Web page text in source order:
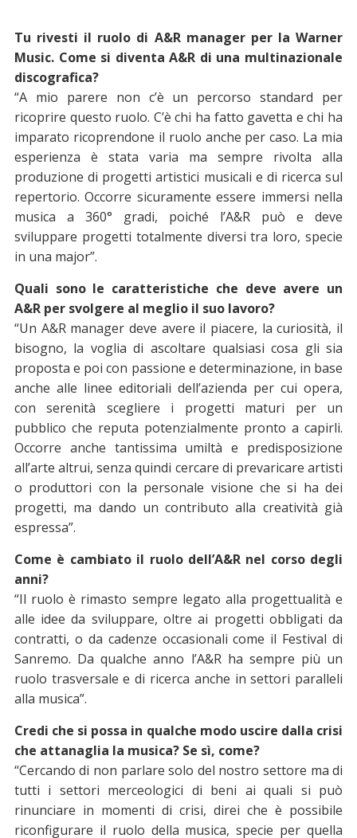
Tu rivesti il ruolo di A&R manager per la Warner
Music. Come si diventa A&R di una multinazionale
discografica?
“A mio parere non c’è un percorso standard per
ricoprire questo ruolo. C’è chi ha fatto gavetta e chi ha
imparato ricoprendone il ruolo anche per caso. La mia
esperienza è stata varia ma sempre rivolta alla
produzione di progetti artistici musicali e di ricerca sul
repertorio. Occorre sicuramente essere immersi nella
musica a 360° gradi, poiché l’A&R può e deve
sviluppare progetti totalmente diversi tra loro, specie
in una major”.
Quali sono le caratteristiche che deve avere un
A&R per svolgere al meglio il suo lavoro?
“Un A&R manager deve avere il piacere, la curiosità, il
bisogno, la voglia di ascoltare qualsiasi cosa gli sia
proposta e poi con passione e determinazione, in base
anche alle linee editoriali dell’azienda per cui opera,
con serenità scegliere i progetti maturi per un
pubblico che reputa potenzialmente pronto a capirli.
Occorre anche tantissima umiltà e predisposizione
all’arte altrui, senza quindi cercare di prevaricare artisti
o produttori con la personale visione che si ha dei
progetti, ma dando un contributo alla creatività già
espressa”.
Come è cambiato il ruolo dell’A&R nel corso degli
anni?
“Il ruolo è rimasto sempre legato alla progettualità e
alle idee da sviluppare, oltre ai progetti obbligati da
contratti, o da cadenze occasionali come il Festival di
Sanremo. Da qualche anno l’A&R ha sempre più un
ruolo trasversale e di ricerca anche in settori paralleli
alla musica”.
Credi che si possa in qualche modo uscire dalla crisi
che attanaglia la musica? Se sì, come?
“Cercando di non parlare solo del nostro settore ma di
tutti i settori merceologici di beni ai quali si può
rinunciare in momenti di crisi, direi che è possibile
riconfigurare il ruolo della musica, specie per quella